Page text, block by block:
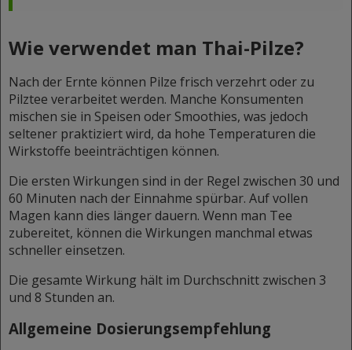
Wie verwendet man Thai-Pilze?
Nach der Ernte können Pilze frisch verzehrt oder zu
Pilztee verarbeitet werden. Manche Konsumenten
mischen sie in Speisen oder Smoothies, was jedoch
seltener praktiziert wird, da hohe Temperaturen die
Wirkstoffe beeinträchtigen können.
Die ersten Wirkungen sind in der Regel zwischen 30 und
60 Minuten nach der Einnahme spürbar. Auf vollen
Magen kann dies länger dauern. Wenn man Tee
zubereitet, können die Wirkungen manchmal etwas
schneller einsetzen.
Die gesamte Wirkung hält im Durchschnitt zwischen 3
und 8 Stunden an.
Allgemeine Dosierungsempfehlung